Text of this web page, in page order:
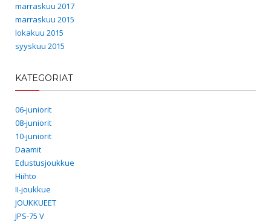
marraskuu 2017
marraskuu 2015
lokakuu 2015
syyskuu 2015
KATEGORIAT
06-juniorit
08-juniorit
10-juniorit
Daamit
Edustusjoukkue
Hiihto
II-joukkue
JOUKKUEET
JPS-75 V